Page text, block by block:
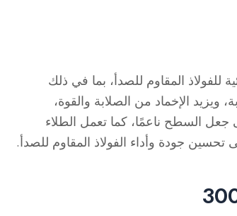
للفولاذ المقاوم للصدأ، بما في ذلك
ويزيد الإخماد من الصلابة والقوة،
السطح ناعمًا، كما تعمل الطلاء
جودة وأداء الفولاذ المقاوم للصدأ.